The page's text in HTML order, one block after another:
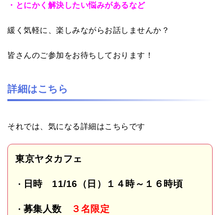
・とにかく解決したい悩みがあるなど
緩く気軽に、楽しみながらお話しませんか？
皆さんのご参加をお待ちしております！
詳細はこちら
それでは、気になる詳細はこちらです
東京ヤタカフェ
・ 日時 11/16 （日）１４時～１６時頃
・ 募集人数 ３名限定